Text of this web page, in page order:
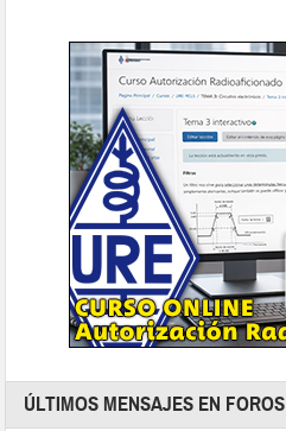
ÚLTIMOS MENSAJES EN FOROS